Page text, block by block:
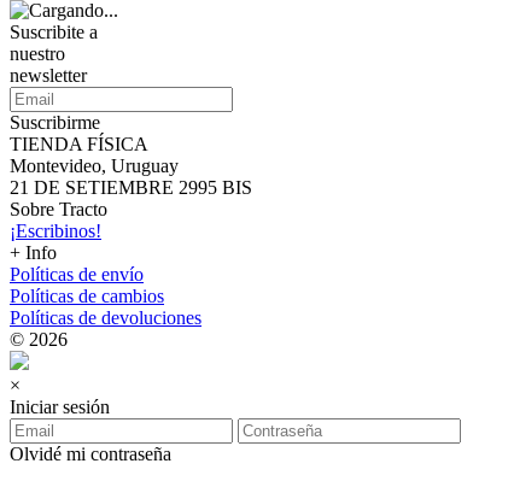
Suscribite a
nuestro
newsletter
Suscribirme
TIENDA FÍSICA
Montevideo, Uruguay
21 DE SETIEMBRE 2995 BIS
Sobre Tracto
¡Escribinos!
+ Info
Políticas de envío
Políticas de cambios
Políticas de devoluciones
© 2026
×
Iniciar sesión
Olvidé mi contraseña